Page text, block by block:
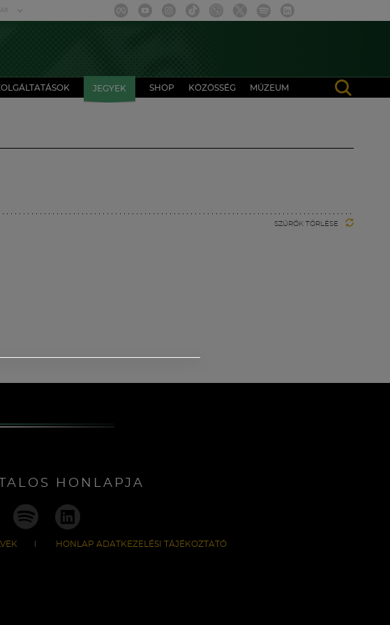
JEGYEK SHOP KÖZÖSSÉG MÚZEUM
SZŰRŐK TÖRLÉSE
HONLAPJA
HONLAP ADATKEZELÉSI TÁJÉKOZTATÓ